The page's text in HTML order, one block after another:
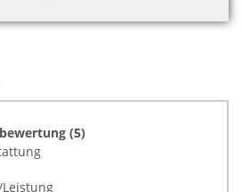
(5)
Leistung